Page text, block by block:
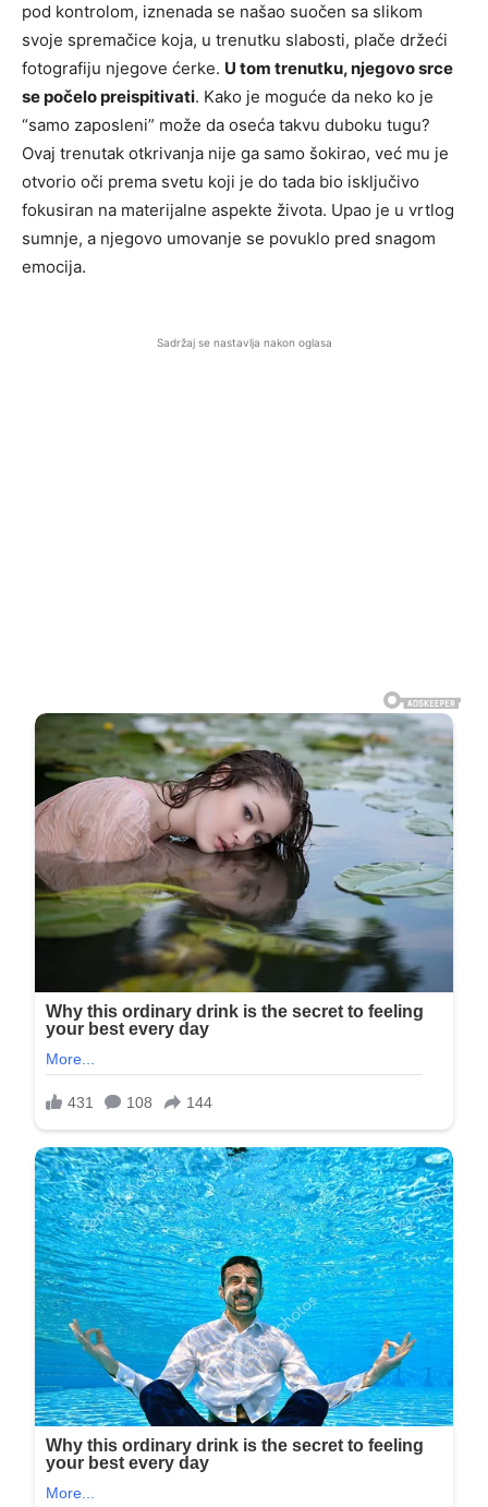
pod kontrolom, iznenada se našao suočen sa slikom
svoje spremačice koja, u trenutku slabosti, plače držeći
fotografiju njegove ćerke. U tom trenutku, njegovo srce
se počelo preispitivati. Kako je moguće da neko ko je
“samo zaposleni” može da oseća takvu duboku tugu?
Ovaj trenutak otkrivanja nije ga samo šokirao, već mu je
otvorio oči prema svetu koji je do tada bio isključivo
fokusiran na materijalne aspekte života. Upao je u vrtlog
sumnje, a njegovo umovanje se povuklo pred snagom
emocija.
Sadržaj se nastavlja nakon oglasa